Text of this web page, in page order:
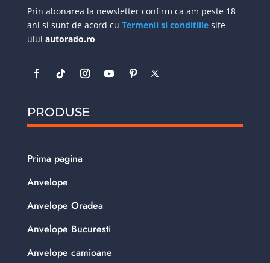
Prin abonarea la newsletter confirm ca am peste 18
ani si sunt de acord cu Termenii si conditiilesite-
ului autorado.ro
PRODUSE
Prima pagina
Anvelope
Anvelope Oradea
Anvelope Bucuresti
Anvelope camioane